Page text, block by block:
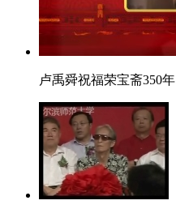
卢禹舜祝福荣宝斋350年